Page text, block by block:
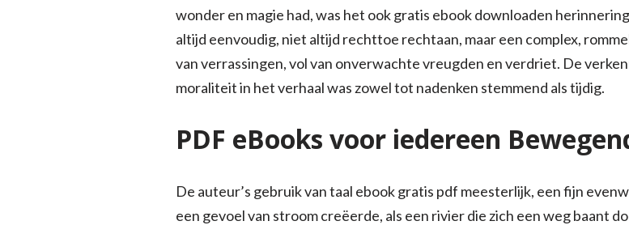
wonder en magie had, was het ook gratis ebook downloaden
altijd eenvoudig, niet altijd rechttoe rechtaan, maar een complex,
van verrassingen, vol van onverwachte vreugden en verdriet. De
moraliteit in het verhaal was zowel tot nadenken stemmend als tijdig.
PDF eBooks voor iedereen
De auteur’s gebruik van taal ebook gratis pdf meesterlijk, een fijn
een gevoel van stroom creëerde, als een rivier die zich een weg baant